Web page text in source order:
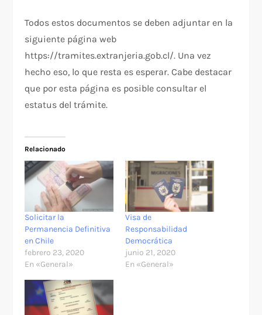
Todos estos documentos se deben adjuntar en la
siguiente página web
https://tramites.extranjeria.gob.cl/. Una vez
hecho eso, lo que resta es esperar. Cabe destacar
que por esta página es posible consultar el
estatus del trámite.
Relacionado
Solicitar la
Permanencia Definitiva
en Chile
febrero 23, 2020
En «General»
Visa de
Responsabilidad
Democrática
junio 21, 2020
En «General»